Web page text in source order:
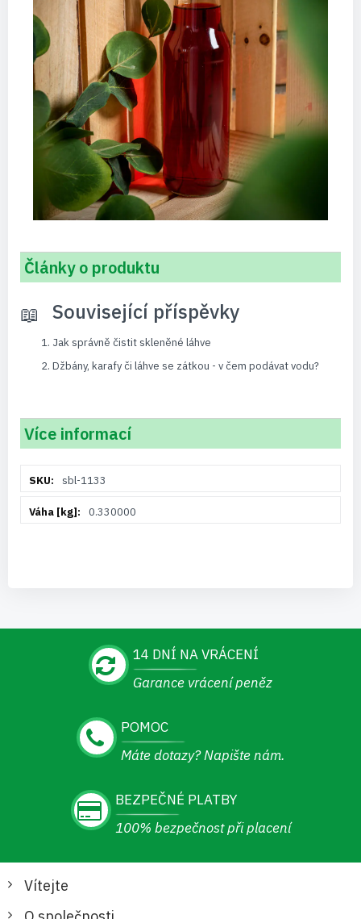
Články o produktu
Související příspěvky
Jak správně čistit skleněné láhve
Džbány, karafy či láhve se zátkou - v čem podávat vodu?
Více informací
informacísbl-1133
0.330000
14 DNÍ NA VRÁCENÍ
Garance vrácení peněz
POMOC
Máte dotazy? Napište nám.
BEZPEČNÉ PLATBY
100% bezpečnost při placení
Vítejte